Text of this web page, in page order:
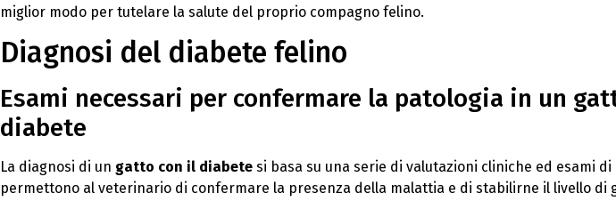
miglior modo per tutelare la salute del proprio compagno felino.
Diagnosi del diabete felino
Esami necessari per confermare la patologia in un
diabete
La diagnosi di un gatto con il diabete si basa su una serie di valutazioni cliniche ed esami
permettono al veterinario di confermare la presenza della malattia e di stabilirne il livello di